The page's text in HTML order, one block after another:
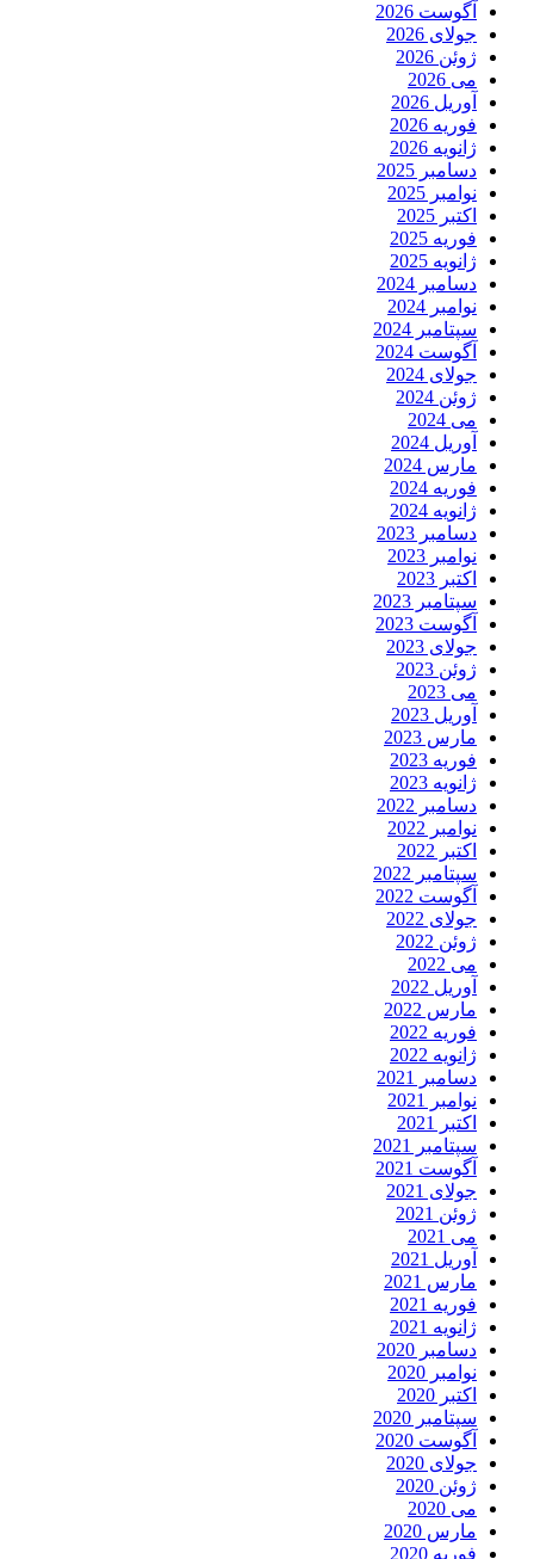
آگوست 2026
جولای 2026
ژوئن 2026
می 2026
آوریل 2026
فوریه 2026
ژانویه 2026
دسامبر 2025
نوامبر 2025
اکتبر 2025
فوریه 2025
ژانویه 2025
دسامبر 2024
نوامبر 2024
سپتامبر 2024
آگوست 2024
جولای 2024
ژوئن 2024
می 2024
آوریل 2024
مارس 2024
فوریه 2024
ژانویه 2024
دسامبر 2023
نوامبر 2023
اکتبر 2023
سپتامبر 2023
آگوست 2023
جولای 2023
ژوئن 2023
می 2023
آوریل 2023
مارس 2023
فوریه 2023
ژانویه 2023
دسامبر 2022
نوامبر 2022
اکتبر 2022
سپتامبر 2022
آگوست 2022
جولای 2022
ژوئن 2022
می 2022
آوریل 2022
مارس 2022
فوریه 2022
ژانویه 2022
دسامبر 2021
نوامبر 2021
اکتبر 2021
سپتامبر 2021
آگوست 2021
جولای 2021
ژوئن 2021
می 2021
آوریل 2021
مارس 2021
فوریه 2021
ژانویه 2021
دسامبر 2020
نوامبر 2020
اکتبر 2020
سپتامبر 2020
آگوست 2020
جولای 2020
ژوئن 2020
می 2020
مارس 2020
فوریه 2020